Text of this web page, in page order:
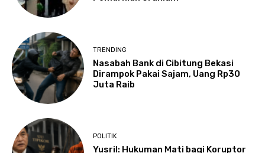
TRENDING
Nasabah Bank di Cibitung Bekasi
Dirampok Pakai Sajam, Uang Rp30
Juta Raib
POLITIK
Yusril: Hukuman Mati bagi Koruptor